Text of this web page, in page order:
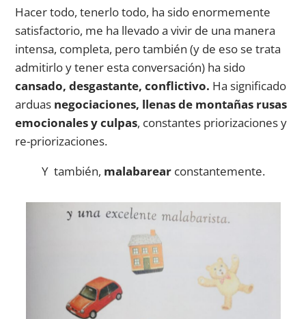
Hacer todo, tenerlo todo, ha sido enormemente
satisfactorio, me ha llevado a vivir de una manera
intensa, completa, pero también (y de eso se trata
admitirlo y tener esta conversación) ha sido
cansado, desgastante, conflictivo. Ha significado
arduas negociaciones, llenas de montañas rusas
emocionales y culpas, constantes priorizaciones y
re-priorizaciones.
Y también, malabarearconstantemente.